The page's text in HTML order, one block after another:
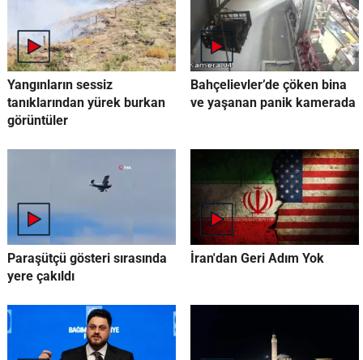
Yangınların sessiz
tanıklarından yürek burkan
görüntüler
Bahçelievler’de çöken bina
ve yaşanan panik kamerada
Paraşütçü gösteri sırasında
yere çakıldı
İran'dan Geri Adım Yok